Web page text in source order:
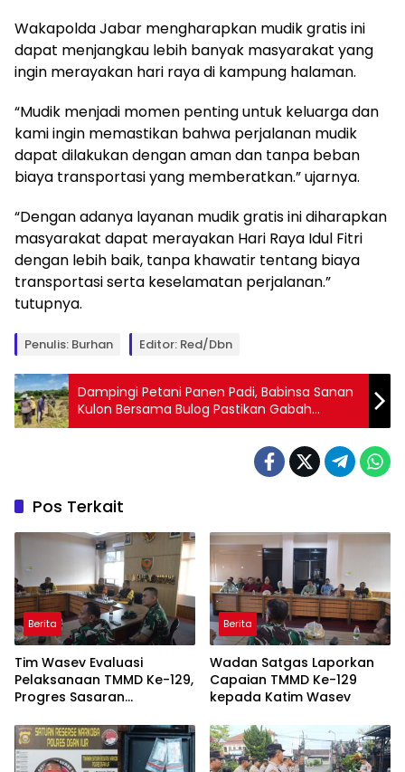
Wakapolda Jabar mengharapkan mudik gratis ini
dapat menjangkau lebih banyak masyarakat yang
ingin merayakan hari raya di kampung halaman.
“Mudik menjadi momen penting untuk keluarga dan
kami ingin memastikan bahwa perjalanan mudik
dapat dilakukan dengan aman dan tanpa beban
biaya transportasi yang memberatkan.” ujarnya.
“Dengan adanya layanan mudik gratis ini diharapkan
masyarakat dapat merayakan Hari Raya Idul Fitri
dengan lebih baik, tanpa khawatir tentang biaya
transportasi serta keselamatan perjalanan.”
tutupnya.
Penulis: Burhan Editor: Red/Dbn
Dampingi Petani Panen Padi, Babinsa Sanan
Kulon Bersama Bulog Pastikan Gabah
Terserap
Pos Terkait
Berita
Tim Wasev Evaluasi
Pelaksanaan TMMD Ke-129,
Progres Sasaran
Berita
Wadan Satgas Laporkan
Capaian TMMD Ke-129
kepada Katim Wasev